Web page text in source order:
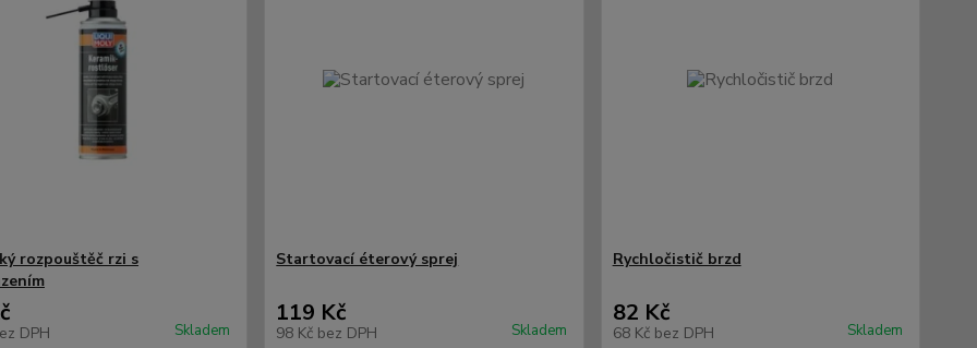
rozpouštěč rzi s
DPH Skladem
Startovací éterový sprej
119 Kč
98 Kč bez DPH Skladem
Rychločistič brzd
82 Kč
68 Kč bez DPH Skladem